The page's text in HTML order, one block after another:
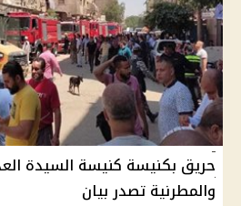
حريق بكنيسة كنيسة السيدة
والمطرنية تصدر بيان